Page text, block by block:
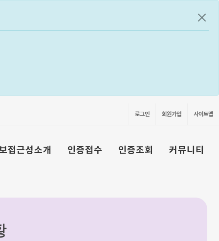
공지
로그인 회원가입 사이트맵
접근성소개 인증접수 인증조회 커뮤니티